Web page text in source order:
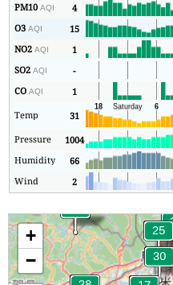
PM10AQI 4
O3AQI 15
NO2AQI 1
SO2AQI -
COAQI 1
Temp
31
Pressure
1004
Humidity
66
Wind
2
+
−